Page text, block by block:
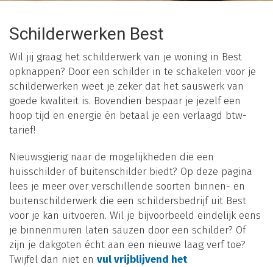
Schilderwerken Best
Wil jij graag het schilderwerk van je woning in Best
opknappen? Door een schilder in te schakelen voor je
schilderwerken weet je zeker dat het sauswerk van
goede kwaliteit is. Bovendien bespaar je jezelf een
hoop tijd en energie én betaal je een verlaagd btw-
tarief!
Nieuwsgierig naar de mogelijkheden die een
huisschilder of buitenschilder biedt? Op deze pagina
lees je meer over verschillende soorten binnen- en
buitenschilderwerk die een schildersbedrijf uit Best
voor je kan uitvoeren. Wil je bijvoorbeeld eindelijk eens
je binnenmuren laten sauzen door een schilder? Of
zijn je dakgoten écht aan een nieuwe laag verf toe?
Twijfel dan niet en vul vrijblijvend het